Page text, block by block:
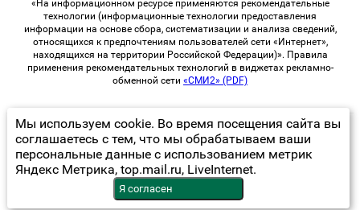
«На информационном ресурсе применяются рекомендательные
технологии (информационные технологии предоставления
информации на основе сбора, систематизации и анализа сведений,
относящихся к предпочтениям пользователей сети «Интернет»,
находящихся на территории Российской Федерации)». Правила
применения рекомендательных технологий в виджетах рекламно-
обменной сети «СМИ2» (PDF)
© 2026 «samaraOnline24» | Все права защищены
Возрастная категория сайта 16+
Политика конфиденциальности
Мы используем cookie. Во время посещения сайта вы
соглашаетесь с тем, что мы обрабатываем ваши
персональные данные с использованием метрик
Яндекс Метрика, top.mail.ru, LiveInternet.
Я согласен